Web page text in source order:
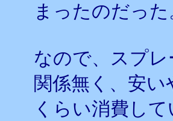
まったのだった
なので、スプ
関係無く、安
くらい消費して